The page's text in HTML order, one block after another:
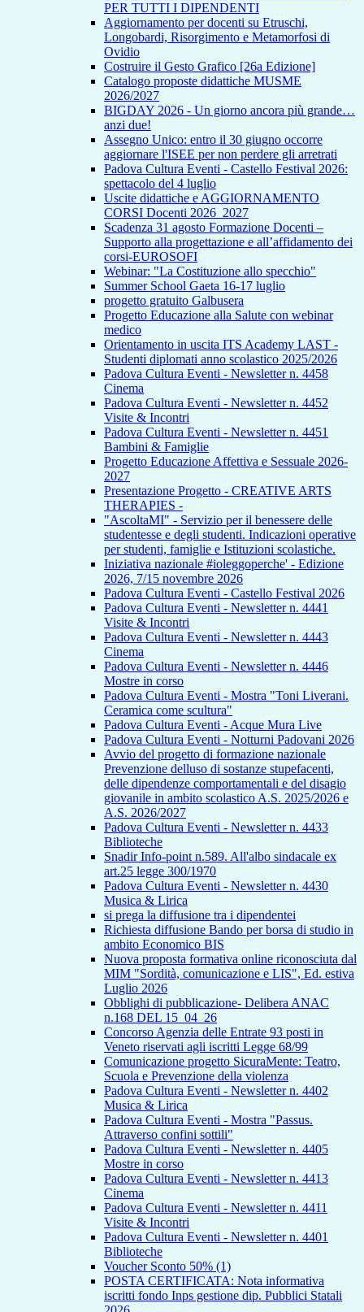
PER TUTTI I DIPENDENTI
Aggiornamento per docenti su Etruschi,
Longobardi, Risorgimento e Metamorfosi di
Ovidio
Costruire il Gesto Grafico [26a Edizione]
Catalogo proposte didattiche MUSME
2026/2027
BIGDAY 2026 - Un giorno ancora più grande…
anzi due!
Assegno Unico: entro il 30 giugno occorre
aggiornare l'ISEE per non perdere gli arretrati
Padova Cultura Eventi - Castello Festival 2026:
spettacolo del 4 luglio
Uscite didattiche e AGGIORNAMENTO
CORSI Docenti 2026_2027
Scadenza 31 agosto Formazione Docenti –
Supporto alla progettazione e all’affidamento dei
corsi-EUROSOFI
Webinar: "La Costituzione allo specchio"
Summer School Gaeta 16-17 luglio
progetto gratuito Galbusera
Progetto Educazione alla Salute con webinar
medico
Orientamento in uscita ITS Academy LAST -
Studenti diplomati anno scolastico 2025/2026
Padova Cultura Eventi - Newsletter n. 4458
Cinema
Padova Cultura Eventi - Newsletter n. 4452
Visite & Incontri
Padova Cultura Eventi - Newsletter n. 4451
Bambini & Famiglie
Progetto Educazione Affettiva e Sessuale 2026-
2027
Presentazione Progetto - CREATIVE ARTS
THERAPIES -
"AscoltaMI" - Servizio per il benessere delle
studentesse e degli studenti. Indicazioni operative
per studenti, famiglie e Istituzioni scolastiche.
Iniziativa nazionale #ioleggoperche' - Edizione
2026, 7/15 novembre 2026
Padova Cultura Eventi - Castello Festival 2026
Padova Cultura Eventi - Newsletter n. 4441
Visite & Incontri
Padova Cultura Eventi - Newsletter n. 4443
Cinema
Padova Cultura Eventi - Newsletter n. 4446
Mostre in corso
Padova Cultura Eventi - Mostra "Toni Liverani.
Ceramica come scultura"
Padova Cultura Eventi - Acque Mura Live
Padova Cultura Eventi - Notturni Padovani 2026
Avvio del progetto di formazione nazionale
Prevenzione delluso di sostanze stupefacenti,
delle dipendenze comportamentali e del disagio
giovanile in ambito scolastico A.S. 2025/2026 e
A.S. 2026/2027
Padova Cultura Eventi - Newsletter n. 4433
Biblioteche
Snadir Info-point n.589. All'albo sindacale ex
art.25 legge 300/1970
Padova Cultura Eventi - Newsletter n. 4430
Musica & Lirica
si prega la diffusione tra i dipendentei
Richiesta diffusione Bando per borsa di studio in
ambito Economico BIS
Nuova proposta formativa online riconosciuta dal
MIM "Sordità, comunicazione e LIS", Ed. estiva
Luglio 2026
Obblighi di pubblicazione- Delibera ANAC
n.168 DEL 15_04_26
Concorso Agenzia delle Entrate 93 posti in
Veneto riservati agli iscritti Legge 68/99
Comunicazione progetto SicuraMente: Teatro,
Scuola e Prevenzione della violenza
Padova Cultura Eventi - Newsletter n. 4402
Musica & Lirica
Padova Cultura Eventi - Mostra "Passus.
Attraverso confini sottili"
Padova Cultura Eventi - Newsletter n. 4405
Mostre in corso
Padova Cultura Eventi - Newsletter n. 4413
Cinema
Padova Cultura Eventi - Newsletter n. 4411
Visite & Incontri
Padova Cultura Eventi - Newsletter n. 4401
Biblioteche
Voucher Sconto 50% (1)
POSTA CERTIFICATA: Nota informativa
iscritti fondo Inps gestione dip. Pubblici Statali